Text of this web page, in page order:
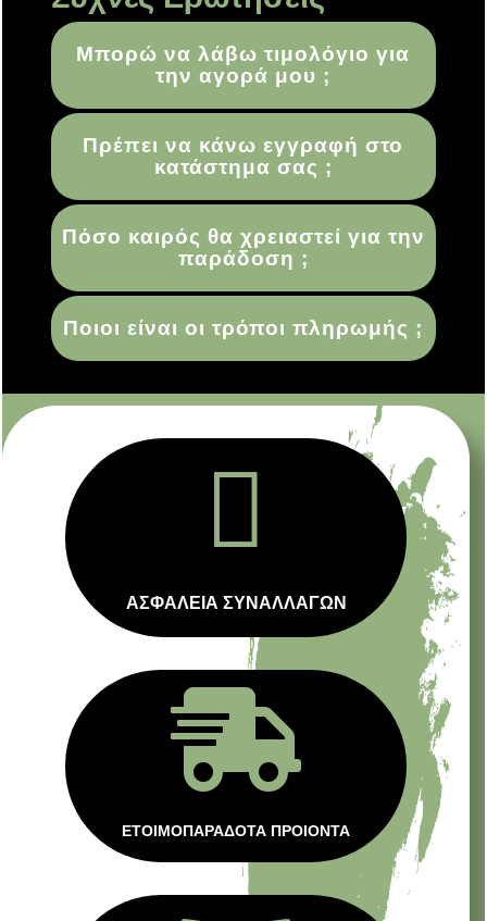
Μπορώ να λάβω τιμολόγιο για
την αγορά μου ;
Πρέπει να κάνω εγγραφή στο
κατάστημα σας ;
Πόσο καιρός θα χρειαστεί για την
παράδοση ;
Ποιοι είναι οι τρόποι πληρωμής ;

ΑΣΦΑΛΕΙΑ ΣΥΝΑΛΛΑΓΩΝ

ΕΤΟΙΜΟΠΑΡΑΔΟΤΑ ΠΡΟΙΟΝΤΑ